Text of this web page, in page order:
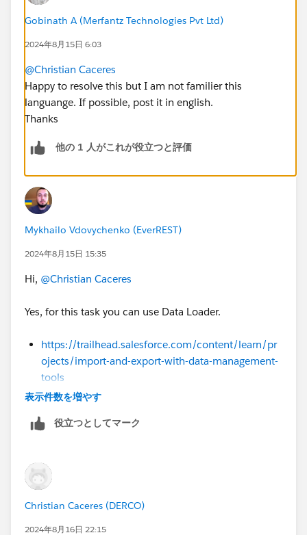
Gobinath A (Merfantz Technologies Pvt Ltd)
2024年8月15日 6:03
@Christian Caceres
Happy to resolve this but I am not familier this
languange. If possible, post it in english.
Thanks
他の 1 人がこれが役立つと評価
Mykhailo Vdovychenko (EverREST)
2024年8月15日 15:35
Hi, @Christian Caceres
Yes, for this task you can use Data Loader.
https://trailhead.salesforce.com/content/learn/pr
ojects/import-and-export-with-data-management-
tools
Sincerely,
Mykhailo Vdovychenko
表示件数を増やす
役立つとしてマーク
Christian Caceres (DERCO)
2024年8月16日 22:15